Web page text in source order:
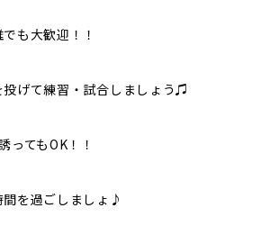
も大歓迎！！
げて練習・試合しましょう♫
ってもOK！！
を過ごしましょ♪